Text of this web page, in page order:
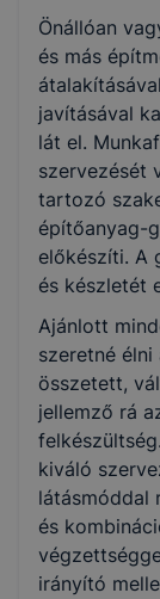
Okleveles
Nem
Önállóan
és más
javításával
lát el.
szervezését
tartozó
építőanyag-
előkészíti. A
és készletét
Ajánlott
szeretné
összetett,
jellemző rá
kiváló
látásmóddal
és
irányító